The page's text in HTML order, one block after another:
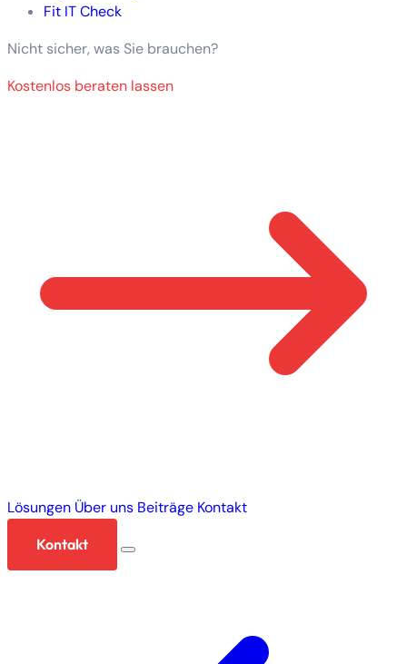
Fit IT Check
Nicht sicher, was Sie brauchen?
Kostenlos beraten lassen
Lösungen Über uns Beiträge Kontakt
Kontakt